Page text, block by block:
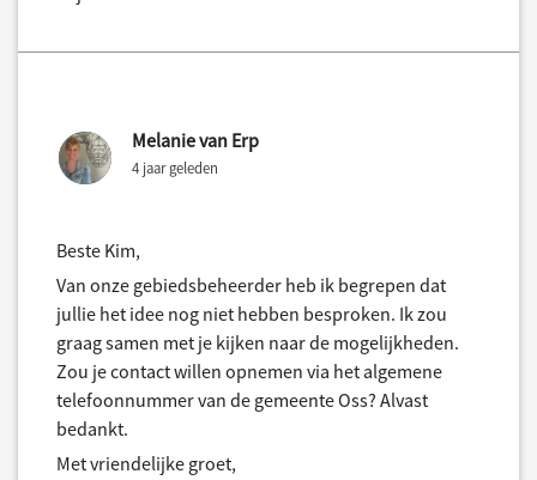
Melanie van Erp
4 jaar geleden
Beste Kim,
Van onze gebiedsbeheerder heb ik begrepen dat
jullie het idee nog niet hebben besproken. Ik zou
graag samen met je kijken naar de mogelijkheden.
Zou je contact willen opnemen via het algemene
telefoonnummer van de gemeente Oss? Alvast
bedankt.
Met vriendelijke groet,